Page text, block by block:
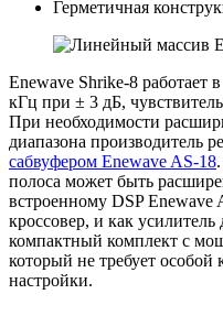
Герметичная
Enewave Shrike-8 работает
кГц при ± 3 дБ,
При необходимости
диапазона производитель
сабвуфером Enewave AS-18
полоса может быть
встроенному DSP Enewave
кроссовер, и как
компактный комплект с
который не требует
настройки.